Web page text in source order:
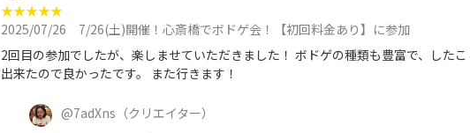
★★★★★
2025/07/26
7/26(土)開催！心斎橋でボドゲ会！【初回料金あり】に参加
2回目の参加でしたが、楽しませていただきました！ ボドゲの種類も豊富で、した
出来たので良かったです。 また行きます！
@7adXns （クリエイター）